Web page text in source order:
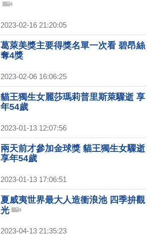
2023-02-16 21:20:05
葛萊美獎主要得獎名單一次看 碧昂絲
奪4獎
2023-02-06 16:06:25
貓王獨生女麗莎瑪莉普里斯萊驟逝 享
年54歲
2023-01-13 12:07:56
兩天前才參加金球獎 貓王獨生女驟逝
享年54歲
2023-01-13 17:06:51
夏威夷世界最大人造衝浪池 四季拚觀
光
2023-04-13 21:35:23